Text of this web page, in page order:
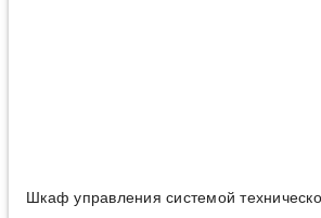
Шкаф управления системой